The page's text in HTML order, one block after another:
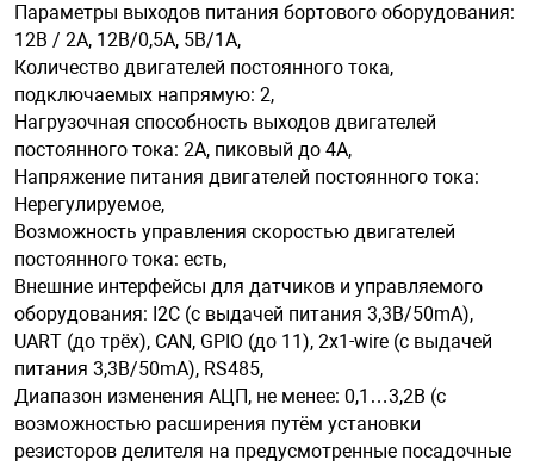
Параметры выходов питания бортового оборудования:
12В / 2А, 12B/0,5A, 5B/1A,
Количество двигателей постоянного тока,
подключаемых напрямую: 2,
Нагрузочная способность выходов двигателей
постоянного тока: 2А, пиковый до 4А,
Напряжение питания двигателей постоянного тока:
Нерегулируемое,
Возможность управления скоростью двигателей
постоянного тока: есть,
Внешние интерфейсы для датчиков и управляемого
оборудования: I2C (с выдачей питания 3,3B/50mA),
UART (до трёх), CAN, GPIO (до 11), 2х1-wire (с выдачей
питания 3,3B/50mA), RS485,
Диапазон изменения АЦП, не менее: 0,1…3,2В (с
возможностью расширения путём установки
резисторов делителя на предусмотренные посадочные